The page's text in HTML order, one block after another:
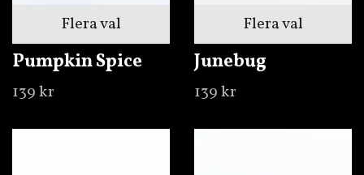
Flera val
Pumpkin Spice
139 kr
Flera val
Junebug
139 kr